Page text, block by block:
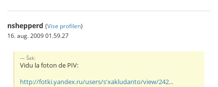
nshepperd (Vise profilen)
16. aug. 2009 01.59.27
Ŝak:
Vidu la foton de PIV:
http://fotki.yandex.ru/users/s'xakludanto/view/242...